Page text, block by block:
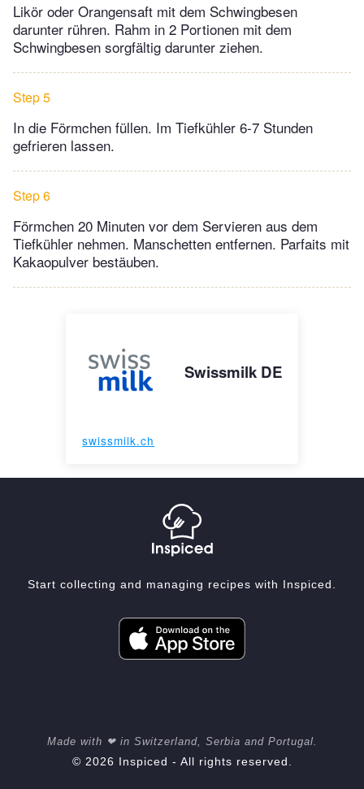
Likör oder Orangensaft mit dem Schwingbesen
darunter rühren. Rahm in 2 Portionen mit dem
Schwingbesen sorgfältig darunter ziehen.
Step 5
In die Förmchen füllen. Im Tiefkühler 6-7 Stunden
gefrieren lassen.
Step 6
Förmchen 20 Minuten vor dem Servieren aus dem
Tiefkühler nehmen. Manschetten entfernen. Parfaits mit
Kakaopulver bestäuben.
Swissmilk DE
swissmilk.ch
Start collecting and managing recipes with Inspiced.
Made with ❤ in Switzerland, Serbia and Portugal.
© 2026 Inspiced - All rights reserved.